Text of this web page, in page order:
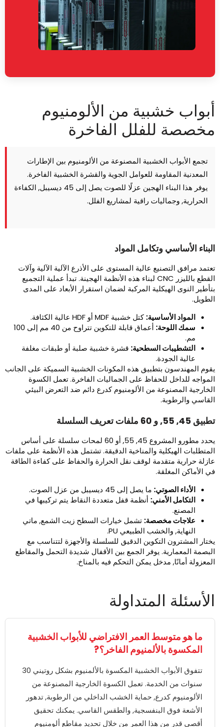
خشبية من الألومنيوم
للفلل الفاخرة
تجمع الأبواب الخشبية المصنوعة من الألومنيوم بين الإطارات
المعدنية المقاومة للعوامل الجوية والقشرة الخشبية الفاخرة.
يوفر هذا البناء الهجين عزلًا للصوت يصل إلى 45 ديسيبل, الكفاءة
الحرارية, وجماليات راقية لمشاريع الفلل.
الأساسي وتكامل المواد
مرافق التصنيع عالية المستوى على الأذرع الآلية الآلية وآلات
القطع بالليزر CNC لبناء هذه الأنظمة الهجينة. تبدأ عملية التجميع
النوى الهيكلية المركبة لضمان استقرار الأبعاد على المدى
المواد الأساسية:كتل خشبية MDF أو HDF عالية الكثافة.
سمك اللوحة:
أعماق قابلة للتكوين تتراوح من 40 مم إلى 100
مم.
التشطيبات السطحية:قشرة خشبية صلبة أو طبقات مغلفة
عالية الجودة.
المهندسون بتطبيق هذه المكونات الخشبية السميكة على الجانب
للداخل للحفاظ على الجماليات الفاخرة. تعمل الكسوة
المصنوعة من الألومنيوم كدرع دائم ضد التعرض البيئي
والرطوبة.
55, و 60 ملفات تعريف السلسلة
يحدد مطورو المشروع 45, 55, أو 60 لمحات سلسلة على أساس
الهيكلية والمناخية الدقيقة. تشتمل هذه الأنظمة على ملفات
حرارية متقدمة لوقف نقل الحرارة والحفاظ على كفاءة الطاقة
الأماكن المغلقة.
الأداء الصوتي:ما يصل إلى 45 ديسيبل من عزل الصوت.
التكامل الأمني:أنظمة قفل متعددة النقاط يتم تركيبها في
المصنع.
علاجات مخصصة:تشمل خيارات السطح زيت الشمع, ماتي
النهاية, والخشب الطبيعي PU.
المشترون التكوين الدقيق للسلسلة والأجهزة لتتناسب مع
المعمارية. يوفر الجمع بين الأقفال شديدة التحمل والمقاطع
أمانًا, مدخل يمكن التحكم فيه بالمناخ.
المتداولة
ما هو متوسط ​​العمر الافتراضي للأبواب الخشبية
المكسوة بالألمنيوم الفاخر؟?
تتفوق الأبواب الخشبية المكسوة بالألمنيوم بشكل روتيني 30
سنوات من الخدمة. تعمل الكسوة الخارجية المصنوعة من
الألومنيوم كدرع, حماية الخشب الداخلي من الرطوبة, تدهور
الأشعة فوق البنفسجية, والطقس القاسي. يمكنك تحقيق
أقصى قدر من هذا العمر من خلال تحديد مقاطع ألومنيوم